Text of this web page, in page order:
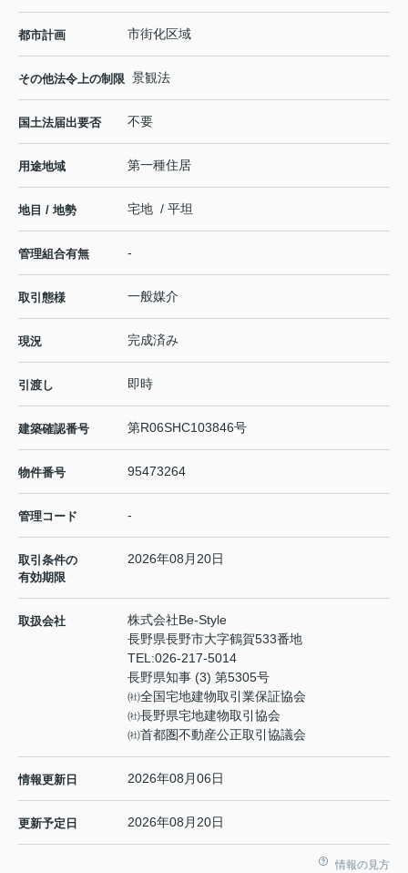
都市計画 市街化区域
その他法令上の制限 景観法
国土法届出要否 不要
用途地域 第一種住居
地目 / 地勢 宅地 / 平坦
管理組合有無 -
取引態様 一般媒介
現況 完成済み
引渡し 即時
建築確認番号 第R06SHC103846号
物件番号 95473264
管理コード -
取引条件の
有効期限
2026年08月20日
取扱会社
株式会社Be-Style
長野県長野市大字鶴賀533番地
TEL:026-217-5014
長野県知事 (3) 第5305号
㈳全国宅地建物取引業保証協会
㈳長野県宅地建物取引協会
㈳首都圏不動産公正取引協議会
情報更新日 2026年08月06日
更新予定日 2026年08月20日
情報の見方